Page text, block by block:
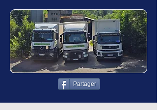
Partager